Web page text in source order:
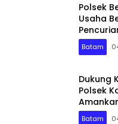
Polsek
Usaha
Batam
Dukung
Polsek
Batam
Batam